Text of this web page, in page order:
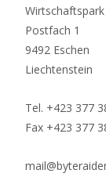
Wirtschaftspark
Postfach 1
9492 Eschen
Liechtenstein
Tel. +423 377
Fax +423 377